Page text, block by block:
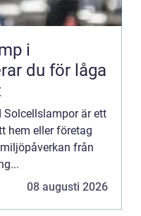
i
du för låga
är ett
hem eller företag
från
08 augusti 2026